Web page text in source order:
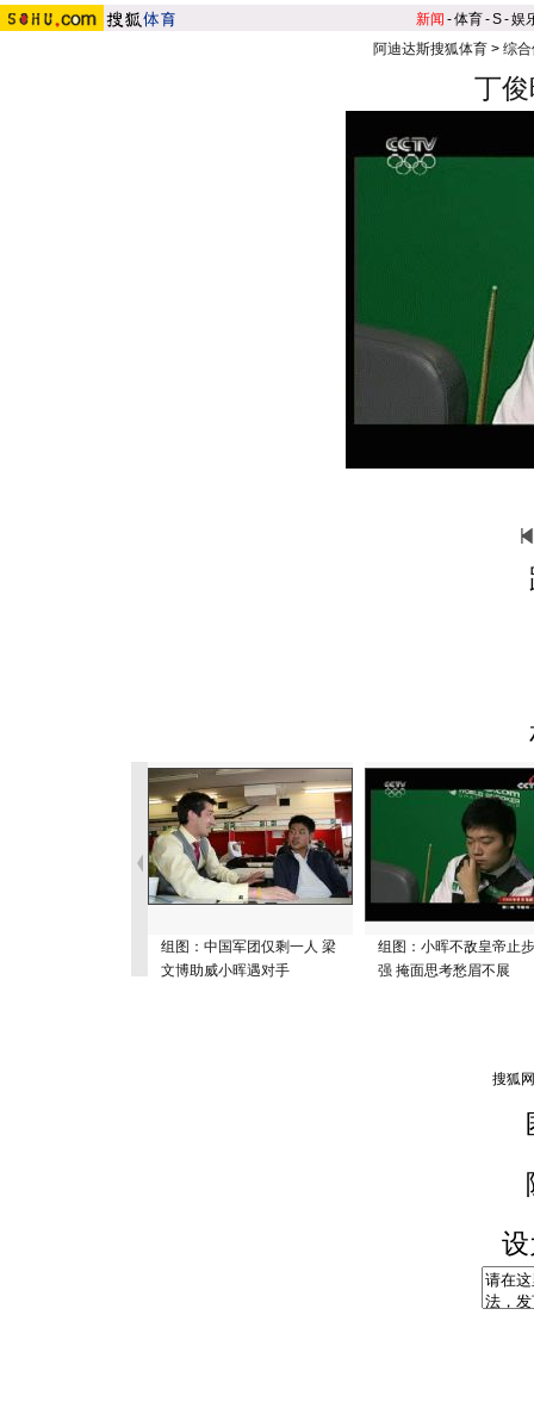
新闻 -体育-S-娱
阿迪达斯搜狐体育 > 综
丁
组图：中国军团仅剩一人 梁
文博助威小晖遇对手
组图：小晖不敌皇帝止
强 掩面思考愁眉不展